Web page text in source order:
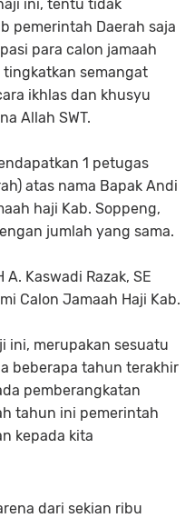
ini, tentu tidak
pemerintah Daerah saja
para calon jamaah
tingkatkan semangat
ikhlas dan khusyu
Allah SWT.
1 petugas
atas nama Bapak Andi
haji Kab. Soppeng,
jumlah yang sama.
Kaswadi Razak, SE
Calon Jamaah Haji Kab.
ini, merupakan sesuatu
beberapa tahun terakhir
pemberangkatan
tahun ini pemerintah
kepada kita
dari sekian ribu